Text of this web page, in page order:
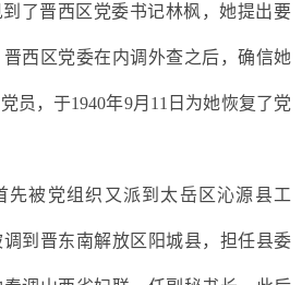
了晋西区党委书记林枫，她提出要
西区党委在内调外查之后，确信她
员，于1940年9月11日为她恢复了党
先被党组织又派到太岳区沁源县工
到晋东南解放区阳城县，担任县委